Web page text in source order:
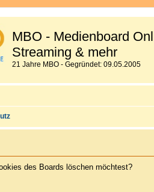
MBO - Medienboard
Streaming & mehr
21 Jahre MBO - Gegründet: 09.05.2005
des Boards löschen möchtest?